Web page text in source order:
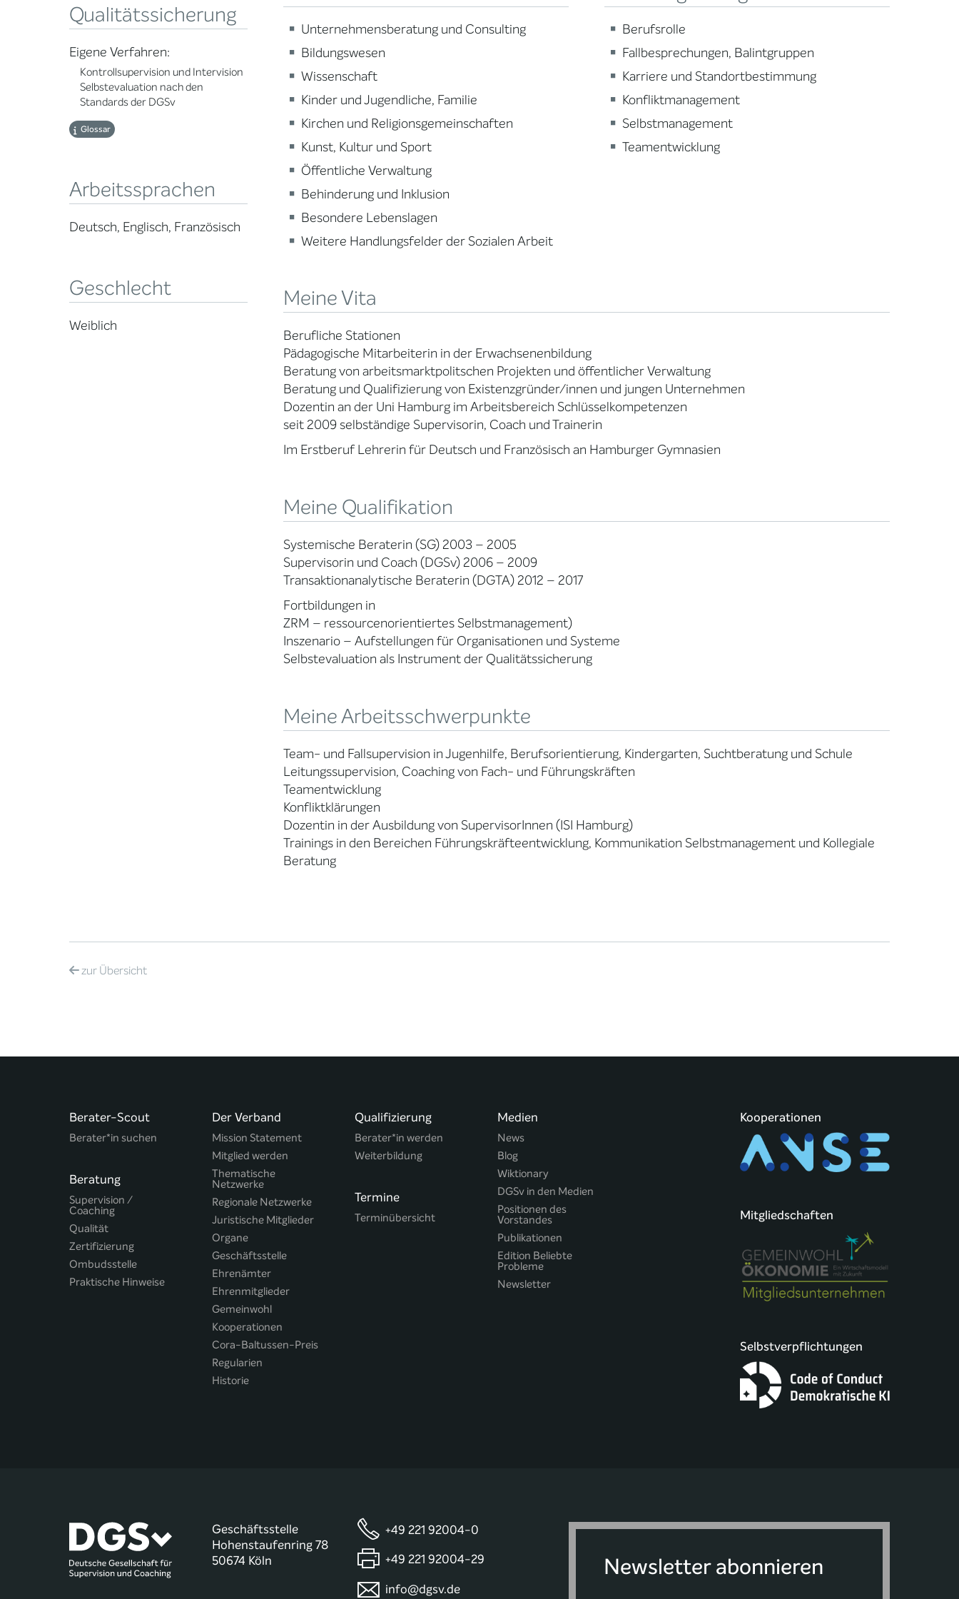
Qualitätssicherung
Eigene Verfahren:
Kontrollsupervision und Intervision
Selbstevaluation nach den
Standards der DGSv
Glossar
Arbeitssprachen
Deutsch, Englisch, Französisch
Geschlecht
Weiblich
Unternehmensberatung und Consulting
Bildungswesen
Wissenschaft
Kinder und Jugendliche, Familie
Kirchen und Religionsgemeinschaften
Kunst, Kultur und Sport
Öffentliche Verwaltung
Behinderung und Inklusion
Besondere Lebenslagen
Weitere Handlungsfelder der Sozialen Arbeit
Berufsrolle
Fallbesprechungen, Balintgruppen
Karriere und Standortbestimmung
Konfliktmanagement
Selbstmanagement
Teamentwicklung
Meine Vita
Berufliche Stationen
Pädagogische Mitarbeiterin in der Erwachsenenbildung
Beratung von arbeitsmarktpolitschen Projekten und öffentlicher Verwaltung
Beratung und Qualifizierung von Existenzgründer/innen und jungen Unternehmen
Dozentin an der Uni Hamburg im Arbeitsbereich Schlüsselkompetenzen
seit 2009 selbständige Supervisorin, Coach und Trainerin
Im Erstberuf Lehrerin für Deutsch und Französisch an Hamburger Gymnasien
Meine Qualifikation
Systemische Beraterin (SG) 2003 – 2005
Supervisorin und Coach (DGSv) 2006 – 2009
Transaktionanalytische Beraterin (DGTA) 2012 – 2017
Fortbildungen in
ZRM – ressourcenorientiertes Selbstmanagement)
Inszenario – Aufstellungen für Organisationen und Systeme
Selbstevaluation als Instrument der Qualitätssicherung
Meine Arbeitsschwerpunkte
Team- und Fallsupervision in Jugenhilfe, Berufsorientierung, Kindergarten, Suchtberatung und Schule
Leitungssupervision, Coaching von Fach- und Führungskräften
Teamentwicklung
Konfliktklärungen
Dozentin in der Ausbildung von SupervisorInnen (ISI Hamburg)
Trainings in den Bereichen Führungskräfteentwicklung, Kommunikation Selbstmanagement und Kollegiale
Beratung
zurÜbersicht
Berater-Scout
Berater*in suchen
Beratung
Supervision /
Coaching
Qualität
Zertifizierung
Ombudsstelle
Praktische Hinweise
Der Verband
Mission Statement
Mitglied werden
Thematische
Netzwerke
Regionale Netzwerke
Juristische Mitglieder
Organe
Geschäftsstelle
Ehrenämter
Ehrenmitglieder
Gemeinwohl
Kooperationen
Cora-Baltussen-Preis
Regularien
Historie
Qualifizierung
Berater*in werden
Weiterbildung
Termine
Terminübersicht
Medien
News
Blog
Wiktionary
DGSv in den Medien
Positionen des
Vorstandes
Publikationen
Edition Beliebte
Probleme
Newsletter
Kooperationen
Mitgliedschaften
Selbstverpflichtungen
Geschäftsstelle
Hohenstaufenring 78
50674 Köln
+49 221 92004-0
+49 221 92004-29
info@dgsv.de
Newsletter abonnieren